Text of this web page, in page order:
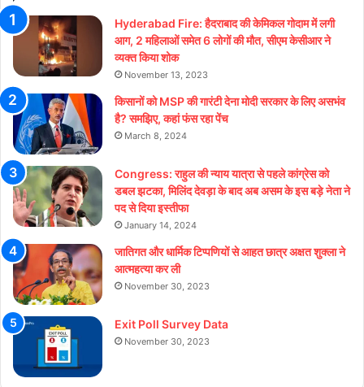
Hyderabad Fire: हैदराबाद की केमिकल गोदाम में लगी
आग, 2 महिलाओं समेत 6 लोगों की मौत, सीएम केसीआर ने
व्यक्त किया शोक
November 13, 2023
किसानों को MSP की गारंटी देना मोदी सरकार के लिए असभंव
है? समझिए, कहां फंस रहा पेंच
March 8, 2024
Congress: राहुल की न्याय यात्रा से पहले कांग्रेस को
डबल झटका, मिलिंद देवड़ा के बाद अब असम के इस बड़े नेता ने
पद से दिया इस्तीफा
January 14, 2024
जातिगत और धार्मिक टिप्पणियों से आहत छात्र अक्षत शुक्ला ने
आत्महत्या कर ली
November 30, 2023
Exit Poll Survey Data
November 30, 2023